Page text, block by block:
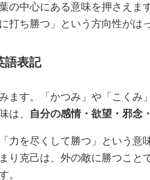
の中心にある意味を押さえま
打ち勝つ」という方向性がは
語表記
ます。「かつみ」や「こくみ
は、
自分の感情・欲望・邪念
力を尽くして勝つ」という
り克己は、外の敵に勝つこと
。